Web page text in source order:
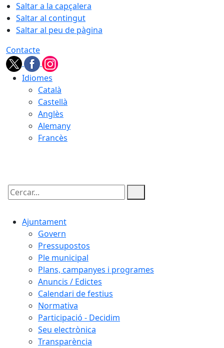
Saltar a la capçalera
Saltar al contingut
Saltar al peu de pàgina
Contacte
Idiomes
Català
Castellà
Anglès
Alemany
Francès
Cercar:
Ajuntament
Govern
Pressupostos
Ple municipal
Plans, campanyes i programes
Anuncis / Edictes
Calendari de festius
Normativa
Participació - Decidim
Seu electrònica
Transparència